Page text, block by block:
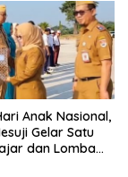
Anak Nasional,
Gelar Satu
dan Lomba